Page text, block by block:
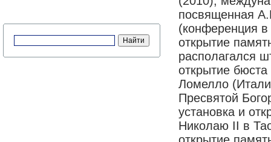
посвященная
(конференция в
открытие
располагался
открытие
Ломелло
Пресвятой
установка и
Николаю II в